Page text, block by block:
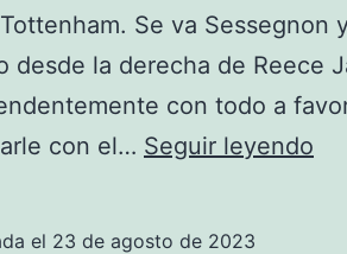
Se va Sessegnon
desde la derecha de Reece
con todo a
con el… Seguir leyendo
el 23 de agosto de 2023